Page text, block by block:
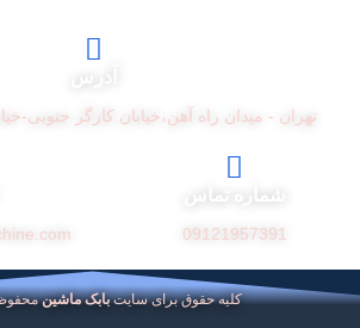
تهران - میدان راه آهن،خیابان کارگر جنوبی-
شماره تماس
09121957391
کلیه حقوق برای سایتبابک ماشین